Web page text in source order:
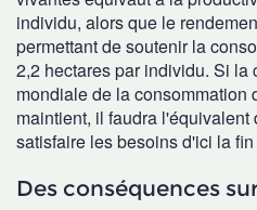
individu, alors que le
permettant de soutenir la
2,2 hectares par individu. Si la
mondiale de la consommation
maintient, il faudra
satisfaire les besoins d'ici la
Des conséquences